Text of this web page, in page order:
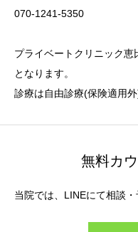
070-1241-5350
プライベートクリニック
となります。
診療は自由診療(保険適用外
無料カ
当院では、LINEにて相談